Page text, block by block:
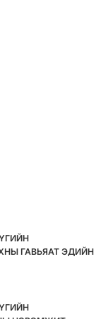
ГАВЬЯАТ ЭДИЙН